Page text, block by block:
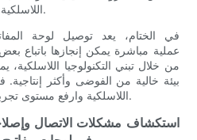
اللاسلكية توفر راحة وإنتاجية لا مثيل لهما.
في الختام، يعد توصيل لوحة
من خلال تبني التكنولوجيا
بيئة خالية من الفوضى وأكثر إنتاجية.
أجهزة Logitech اللاسلكية وارفع مستوى تجربة عملك اليوم.
استكشاف مشكلات الاتصال